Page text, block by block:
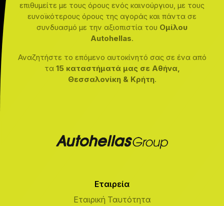
επιθυμείτε με τους όρους ενός καινούργιου, με τους
ευνοϊκότερους όρους της αγοράς και πάντα σε
συνδυασμό με την αξιοπιστία του Ομίλου
Autohellas.
Αναζητήστε το επόμενο αυτοκίνητό σας σε ένα από
τα 15 καταστήματά μας σε Αθήνα,
Θεσσαλονίκη & Κρήτη.
Εταιρεία
Εταιρική Ταυτότητα